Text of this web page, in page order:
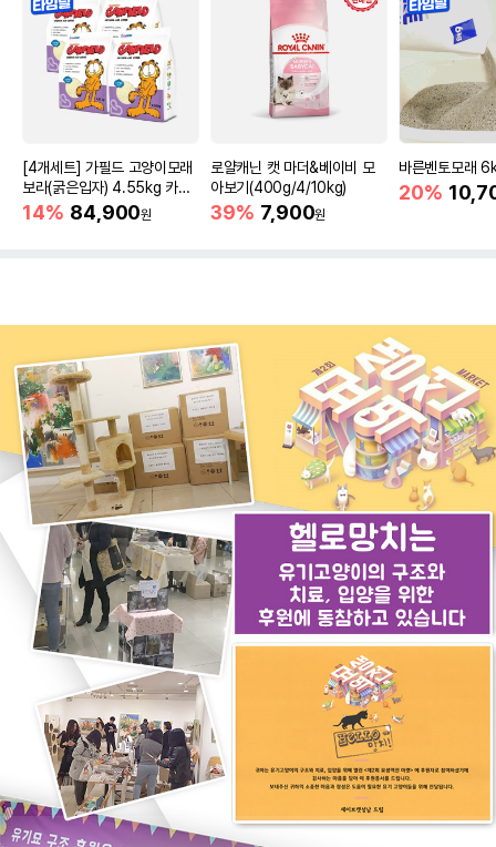
[4개세트] 가필드 고양이모래
보라(굵은입자) 4.55kg 카사
바모래
14% 84,900원
로얄캐닌 캣 마더&베이비 모
아보기(400g/4/10kg)
39% 7,900원
바른벤토모래
20%